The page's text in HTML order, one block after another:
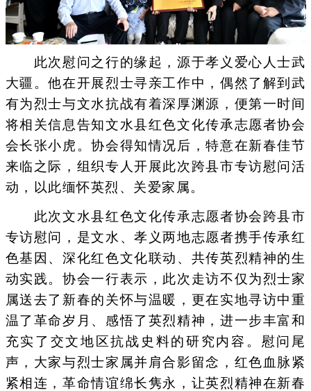
此次慰问之行的缘起，源于孝义爱心人士武
大疆。他在开展烈士寻亲工作中，偶然了解到武
有为烈士与文水抗战有着深厚渊源，便第一时间
将相关信息告知文水县红色文化传承志愿者协会
会长张小虎。协会得知情况后，特意在新春佳节
来临之际，组织专人开展此次跨县市专访慰问活
动，以此缅怀英烈、关爱家属。
此次文水县红色文化传承志愿者协会跨县市
专访慰问，是文水、孝义两地志愿者携手传承红
色基因、深化红色文化联动、共传英烈精神的生
动实践。协会一行表示，此次走访不仅为烈士家
属送去了新春的关怀与温暖，更在实地寻访中重
温了革命岁月、感悟了英烈精神，进一步丰富和
充实了交文地区抗战史料的研究内容。慰问尾
声，大家与烈士家属并肩合影留念，红色血脉紧
紧相连，革命情谊绵长隽永，让英烈精神在新春